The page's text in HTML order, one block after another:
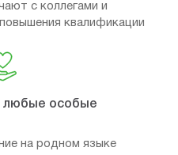
с коллегами и
квалификации
любые особые
на родном языке